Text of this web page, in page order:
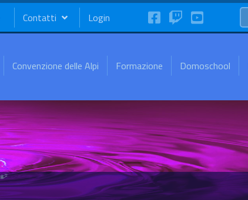
Contatti Login FaceBookTwitchYouTube
Convenzione delle Alpi Formazione Domoschool